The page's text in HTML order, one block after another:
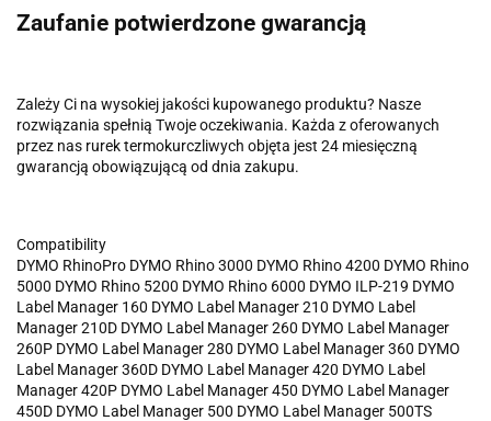
Zaufanie potwierdzone gwarancją
Zależy Ci na wysokiej jakości kupowanego produktu? Nasze
rozwiązania spełnią Twoje oczekiwania. Każda z oferowanych
przez nas rurek termokurczliwych objęta jest 24 miesięczną
gwarancją obowiązującą od dnia zakupu.
Compatibility
DYMO RhinoPro DYMO Rhino 3000 DYMO Rhino 4200 DYMO Rhino
5000 DYMO Rhino 5200 DYMO Rhino 6000 DYMO ILP-219 DYMO
Label Manager 160 DYMO Label Manager 210 DYMO Label
Manager 210D DYMO Label Manager 260 DYMO Label Manager
260P DYMO Label Manager 280 DYMO Label Manager 360 DYMO
Label Manager 360D DYMO Label Manager 420 DYMO Label
Manager 420P DYMO Label Manager 450 DYMO Label Manager
450D DYMO Label Manager 500 DYMO Label Manager 500TS